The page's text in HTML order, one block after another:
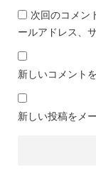
次回のコメン
ールアドレス、
新しいコメント
新しい投稿をメ